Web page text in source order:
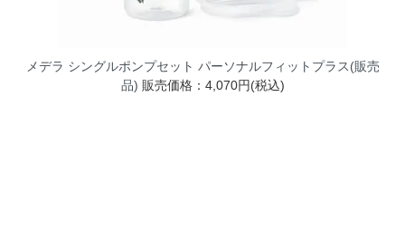
メデラ シングルポンプセット パーソナルフィットプラス(販売
品) 販売価格：4,070円(税込)